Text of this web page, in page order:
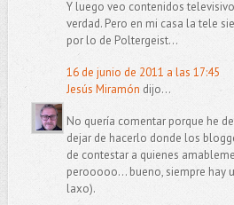
Y luego veo contenidos
verdad. Pero en mi casa la tele
por lo de Poltergeist...
16 de junio de 2011 a las 17:45
Jesús Miramón dijo...
No quería comentar porque he
dejar de hacerlo donde los
de contestar a quienes
perooooo... bueno, siempre hay
laxo).